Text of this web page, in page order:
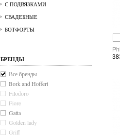
С ПОДВЯЗКАМИ
СВАДЕБНЫЕ
БОТФОРТЫ
БРЕНДЫ
Все бренды
Bork and Hoffert
Filodoro
Fiore
Gatta
Golden lady
Griff